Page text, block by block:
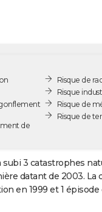
de
Risque de
Risque
Risque de
Risque de
3 catastrophes
datant de 2003. La
en 1999 et 1